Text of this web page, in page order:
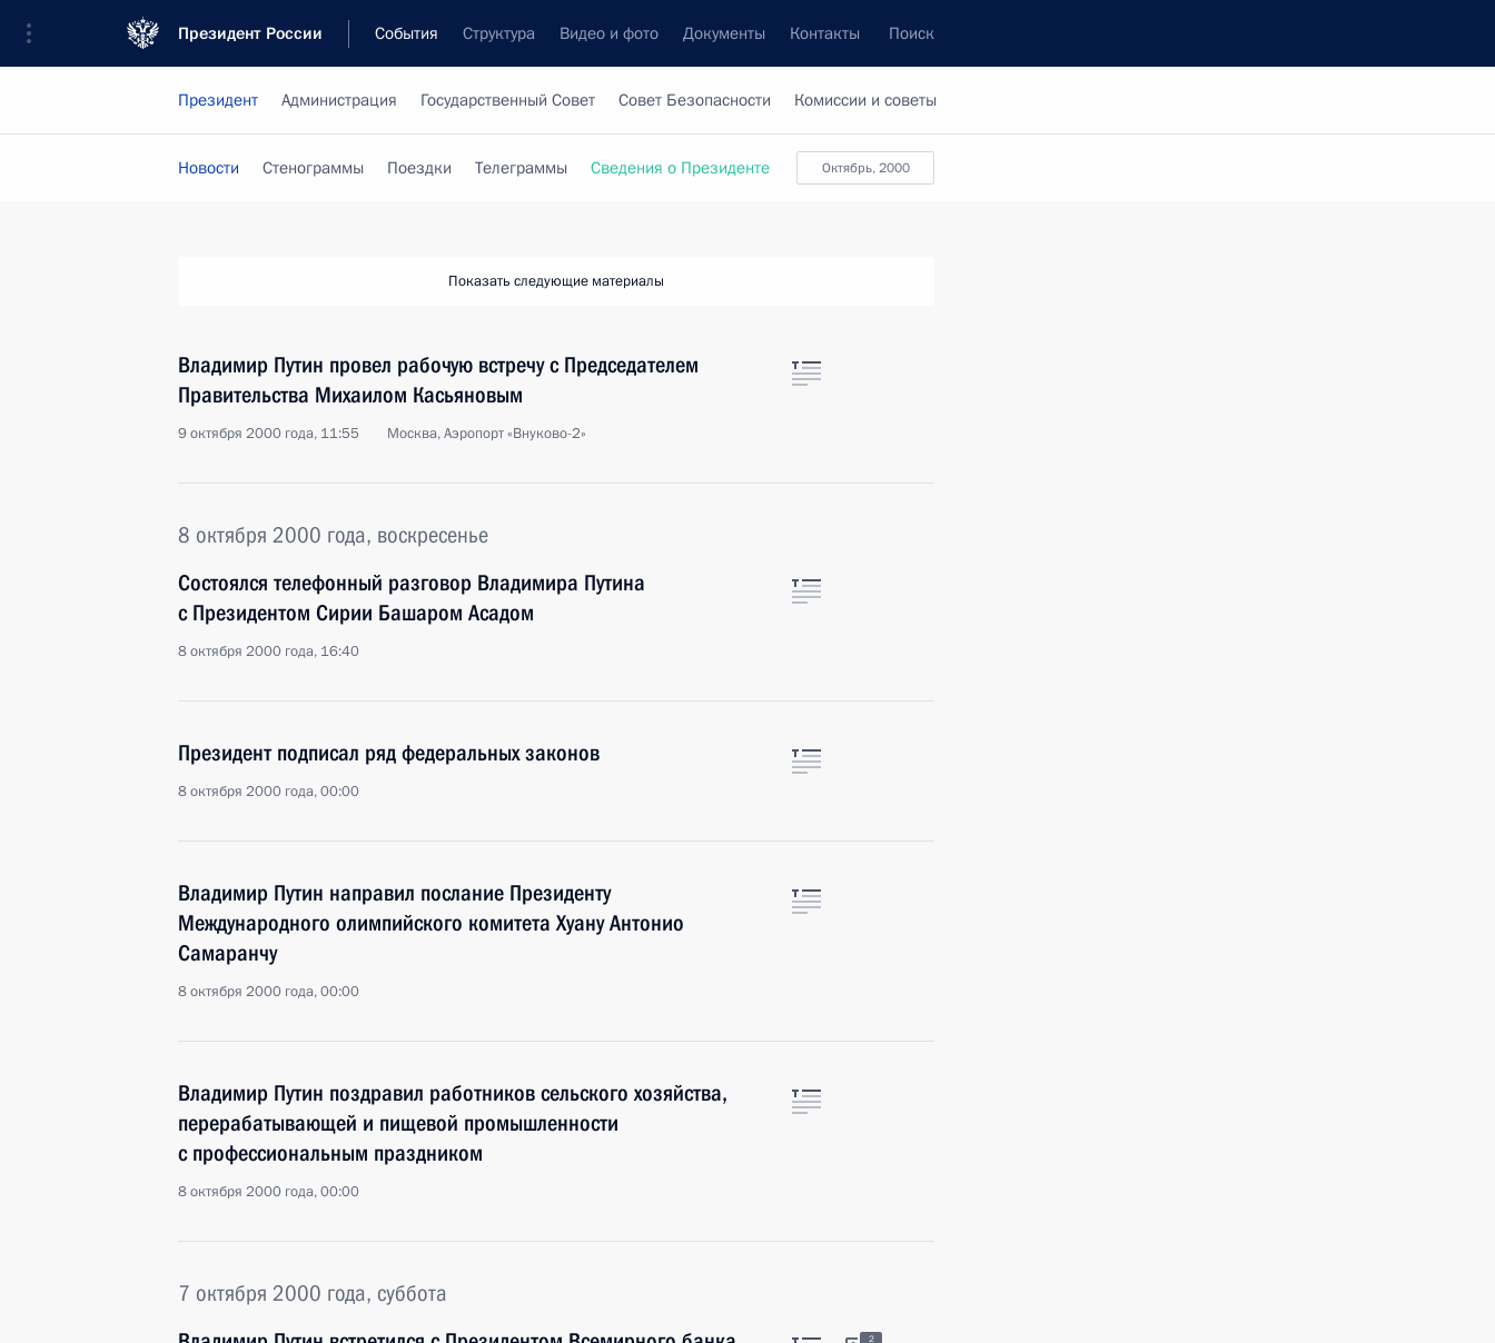
Президент России События Структура Видео и фото Документы Контакты Поиск
Президент Администрация Государственный Совет Совет Безопасности Комиссии и советы
октябрь, 2000
Новости Стенограммы Поездки Телеграммы Сведения о Президенте
Показать следующие материалы
Владимир Путин провел рабочую встречу с Председателем
Правительства Михаилом Касьяновым
9 октября 2000 года, 11:55 Москва, Аэропорт «Внуково-2»
8 октября 2000 года, воскресенье
Состоялся телефонный разговор Владимира Путина
с Президентом Сирии Башаром Асадом
8 октября 2000 года, 16:40
Президент подписал ряд федеральных законов
8 октября 2000 года, 00:00
Владимир Путин направил послание Президенту
Международного олимпийского комитета Хуану Антонио
Самаранчу
8 октября 2000 года, 00:00
Владимир Путин поздравил работников сельского хозяйства,
перерабатывающей и пищевой промышленности
с профессиональным праздником
8 октября 2000 года, 00:00
7 октября 2000 года, суббота
2